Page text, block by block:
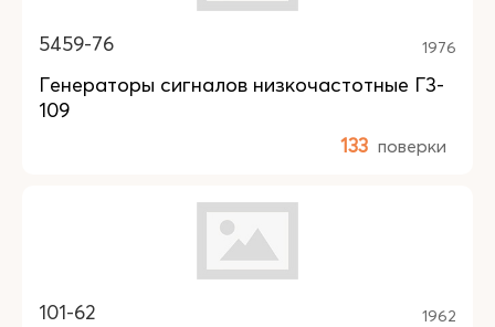
5459-76 1976
Генераторы сигналов низкочастотные Г3-
109
133 поверки
101-62 1962